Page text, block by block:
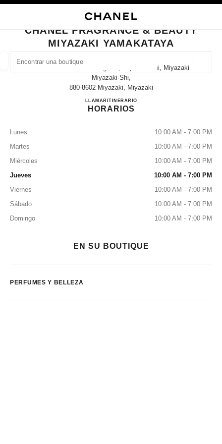
BUSCAR UNA BOUTIQUE
las sugerencias se muestran debajo de esta barra de búsqueda
CERRAR TARJETA DE BOUTIQUE CHANEL FRAGRANCE & BEAUTY
CHANEL FRAGRANCE & BEAUTY
MIYAZAKI YAMAKATAYA
3-4-12 Tachibana-Dori Higashi, Miyazaki-Shi, Miyazaki
Miyazaki-Shi,
880-8602 Miyazaki, Miyazaki
LLAMAR0985-31-3149
ITINERARIOCHANEL FRAGRANCE &
HORARIOS
Lunes
10:00 AM - 7:00 PM
Martes
10:00 AM - 7:00 PM
Miércoles
10:00 AM - 7:00 PM
Jueves
10:00 AM - 7:00 PM
Viernes
10:00 AM - 7:00 PM
Sábado
10:00 AM - 7:00 PM
Domingo
10:00 AM - 7:00 PM
EN SU BOUTIQUE
PERFUMES Y BELLEZA
resultado de los filtros por: RELOJERÍA Y JOYERÍA